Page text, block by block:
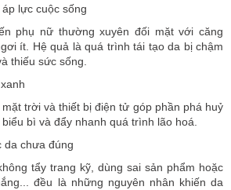
lực cuộc sống
phụ nữ thường xuyên đối mặt với căng
ít. Hệ quả là quá trình tái tạo da bị chậm
thiếu sức sống.
trời và thiết bị điện tử góp phần phá huỷ
bì và đẩy nhanh quá trình lão hoá.
da chưa đúng
tẩy trang kỹ, dùng sai sản phẩm hoặc
đều là những nguyên nhân khiến da